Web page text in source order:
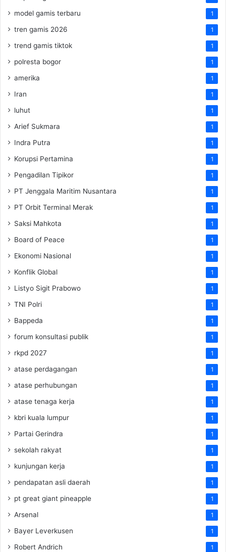
model gamis terbaru 1
tren gamis 2026 1
trend gamis tiktok 1
polresta bogor 1
amerika 1
Iran 1
luhut 1
Arief Sukmara 1
Indra Putra 1
Korupsi Pertamina 1
Pengadilan Tipikor 1
PT Jenggala Maritim Nusantara 1
PT Orbit Terminal Merak 1
Saksi Mahkota 1
Board of Peace 1
Ekonomi Nasional 1
Konflik Global 1
Listyo Sigit Prabowo 1
TNI Polri 1
Bappeda 1
forum konsultasi publik 1
rkpd 2027 1
atase perdagangan 1
atase perhubungan 1
atase tenaga kerja 1
kbri kuala lumpur 1
Partai Gerindra 1
sekolah rakyat 1
kunjungan kerja 1
pendapatan asli daerah 1
pt great giant pineapple 1
Arsenal 1
Bayer Leverkusen 1
Robert Andrich 1